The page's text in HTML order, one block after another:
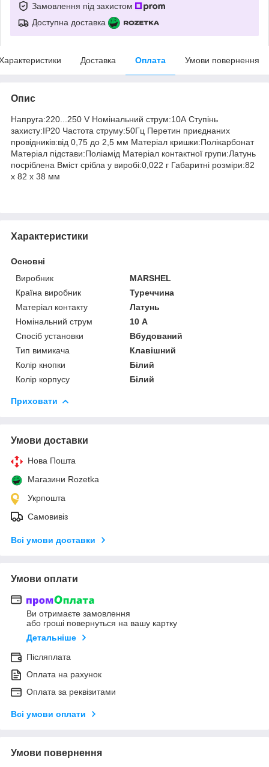
Замовлення під захистом
Доступна доставка
Доставка Оплата Умови повернення
Опис
Напруга:220...250 V Номінальний струм:10А Ступінь
захисту:IP20 Частота струму:50Гц Перетин приєднаних
провідників:від 0,75 до 2,5 мм Матеріал кришки:Полікарбонат
Матеріал підстави:Поліамід Матеріал контактної групи:Латунь
посріблена Вміст срібла у виробі:0,022 г Габаритні розміри:82
х 82 х 38 мм
Характеристики
Основні
Виробник
MARSHEL
Країна виробник
Туреччина
Матеріал контакту
Латунь
Номінальний струм
10 А
Спосіб установки
Вбудований
Тип вимикача
Клавішний
Колір кнопки
Білий
Колір корпусу
Білий
Приховати
Умови доставки
Нова Пошта
Магазини Rozetka
Укрпошта
Самовивіз
Всі умови доставки
Умови оплати
Ви отримаєте замовлення
або гроші повернуться на вашу картку
Детальніше
Післяплата
Оплата на рахунок
Оплата за реквізитами
Всі умови оплати
Умови повернення